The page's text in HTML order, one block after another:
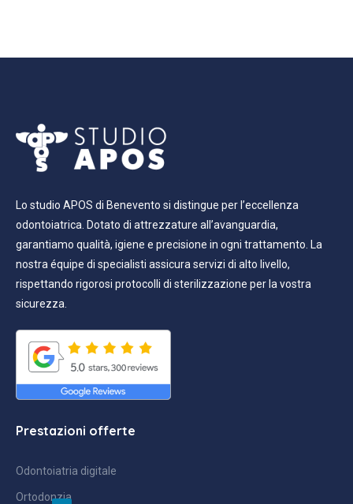
Lo studio APOS di Benevento si distingue per l’eccellenza
odontoiatrica. Dotato di attrezzature all’avanguardia,
garantiamo qualità, igiene e precisione in ogni trattamento. La
nostra équipe di specialisti assicura servizi di alto livello,
rispettando rigorosi protocolli di sterilizzazione per la vostra
sicurezza.
Prestazioni offerte
Odontoiatria digitale
Ortodonzia